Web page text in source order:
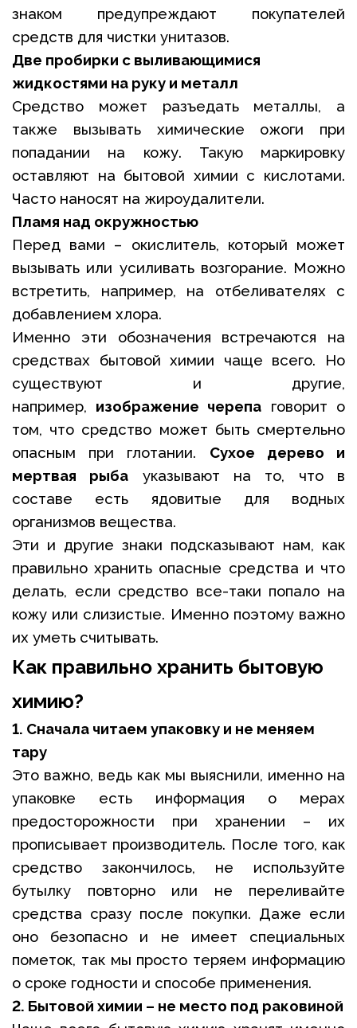
знаком предупреждают покупателей
средств для чистки унитазов.
Две пробирки с выливающимися
жидкостями на руку и металл
Средство может разъедать металлы, а
также вызывать химические ожоги при
попадании на кожу. Такую маркировку
оставляют на бытовой химии с кислотами.
Часто наносят на жироудалители.
Пламя над окружностью
Перед вами – окислитель, который может
вызывать или усиливать возгорание. Можно
встретить, например, на отбеливателях с
добавлением хлора.
Именно эти обозначения встречаются на
средствах бытовой химии чаще всего. Но
существуют и другие,
например, изображение черепа говорит о
том, что средство может быть смертельно
опасным при глотании. Сухое дерево и
мертвая рыба указывают на то, что в
составе есть ядовитые для водных
организмов вещества.
Эти и другие знаки подсказывают нам, как
правильно хранить опасные средства и что
делать, если средство все-таки попало на
кожу или слизистые. Именно поэтому важно
их уметь считывать.
Как правильно хранить бытовую
химию?
1. Сначала читаем упаковку и не меняем
тару
Это важно, ведь как мы выяснили, именно на
упаковке есть информация о мерах
предосторожности при хранении – их
прописывает производитель. После того, как
средство закончилось, не используйте
бутылку повторно или не переливайте
средства сразу после покупки. Даже если
оно безопасно и не имеет специальных
пометок, так мы просто теряем информацию
о сроке годности и способе применения.
2. Бытовой химии – не место под раковиной